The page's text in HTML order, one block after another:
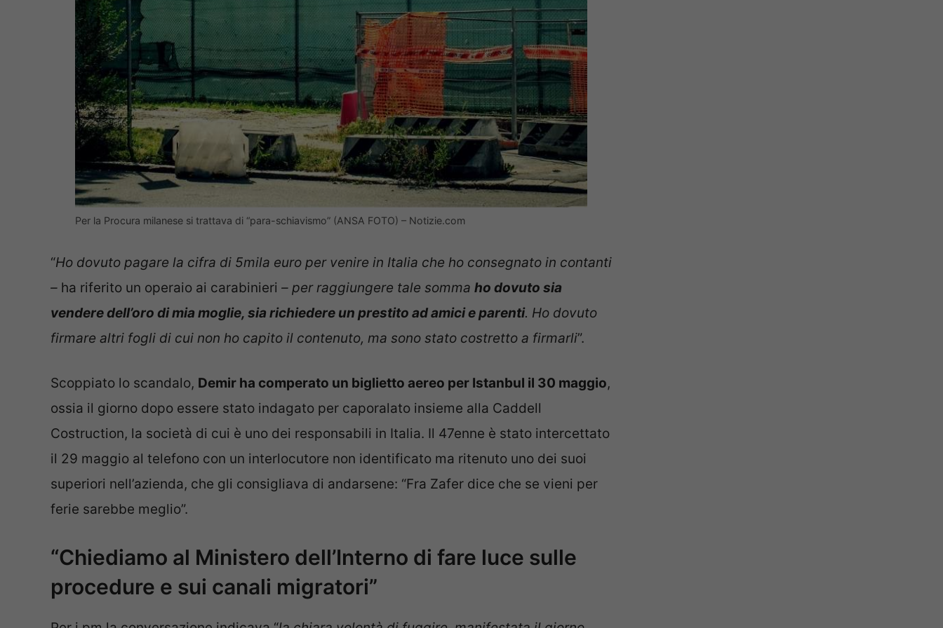
Per la Procura milanese si trattava di “para-schiavismo” (ANSA FOTO) – Notizie.com
“Ho dovuto pagare la cifra di 5mila euro per venire in Italia che ho consegnato in contanti
– ha riferito un operaio ai carabinieri – per raggiungere tale somma ho dovuto sia
vendere dell’oro di mia moglie, sia richiedere un prestito ad amici e parenti. Ho dovuto
firmare altri fogli di cui non ho capito il contenuto, ma sono stato costretto a firmarli”.
Scoppiato lo scandalo, Demir ha comperato un biglietto aereo per Istanbul il 30 maggio,
ossia il giorno dopo essere stato indagato per caporalato insieme alla Caddell
Costruction, la società di cui è uno dei responsabili in Italia. Il 47enne è stato intercettato
il 29 maggio al telefono con un interlocutore non identificato ma ritenuto uno dei suoi
superiori nell’azienda, che gli consigliava di andarsene: “Fra Zafer dice che se vieni per
ferie sarebbe meglio”.
“Chiediamo al Ministero dell’Interno di fare luce sulle
procedure e sui canali migratori”